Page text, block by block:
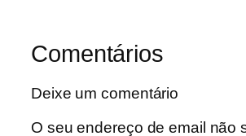
Comentários
Deixe um comentário
O seu endereço de email não